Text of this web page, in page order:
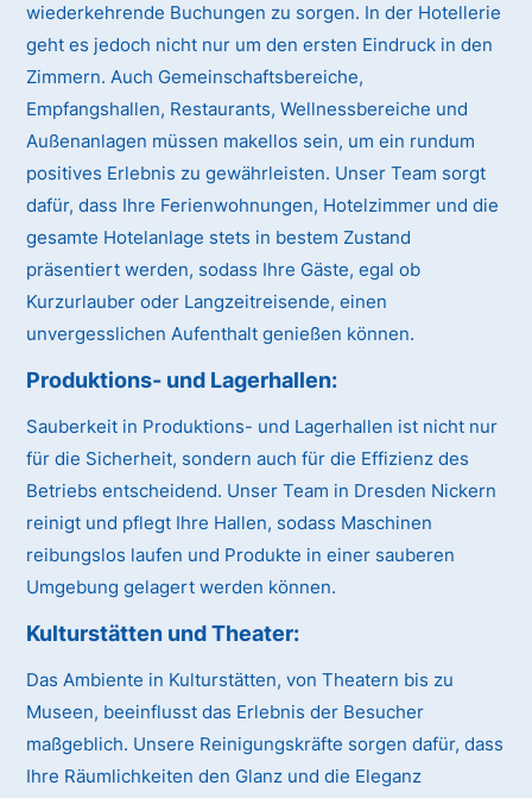
wiederkehrende Buchungen zu sorgen. In der Hotellerie
geht es jedoch nicht nur um den ersten Eindruck in den
Zimmern. Auch Gemeinschaftsbereiche,
Empfangshallen, Restaurants, Wellnessbereiche und
Außenanlagen müssen makellos sein, um ein rundum
positives Erlebnis zu gewährleisten. Unser Team sorgt
dafür, dass Ihre Ferienwohnungen, Hotelzimmer und die
gesamte Hotelanlage stets in bestem Zustand
präsentiert werden, sodass Ihre Gäste, egal ob
Kurzurlauber oder Langzeitreisende, einen
unvergesslichen Aufenthalt genießen können.
Produktions- und Lagerhallen:
Sauberkeit in Produktions- und Lagerhallen ist nicht nur
für die Sicherheit, sondern auch für die Effizienz des
Betriebs entscheidend. Unser Team in Dresden Nickern
reinigt und pflegt Ihre Hallen, sodass Maschinen
reibungslos laufen und Produkte in einer sauberen
Umgebung gelagert werden können.
Kulturstätten und Theater:
Das Ambiente in Kulturstätten, von Theatern bis zu
Museen, beeinflusst das Erlebnis der Besucher
maßgeblich. Unsere Reinigungskräfte sorgen dafür, dass
Ihre Räumlichkeiten den Glanz und die Eleganz